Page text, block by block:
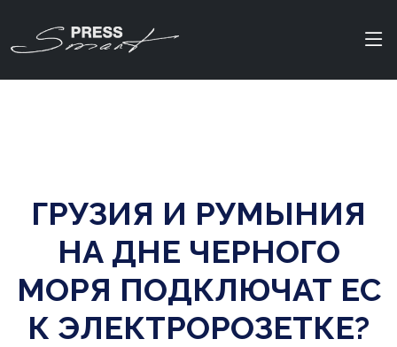
ГРУЗИЯ И РУМЫНИЯ
НА ДНЕ ЧЕРНОГО
МОРЯ ПОДКЛЮЧАТ ЕС
К ЭЛЕКТРОРОЗЕТКЕ?